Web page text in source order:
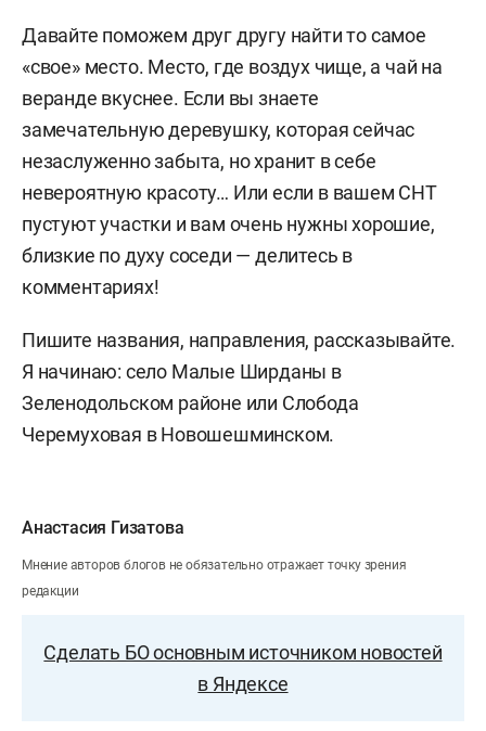
Давайте поможем друг другу найти то самое
«свое» место. Место, где воздух чище, а чай на
веранде вкуснее. Если вы знаете
замечательную деревушку, которая сейчас
незаслуженно забыта, но хранит в себе
невероятную красоту… Или если в вашем СНТ
пустуют участки и вам очень нужны хорошие,
близкие по духу соседи — делитесь в
комментариях!
Пишите названия, направления, рассказывайте.
Я начинаю: село Малые Ширданы в
Зеленодольском районе или Слобода
Черемуховая в Новошешминском.
Анастасия Гизатова
Мнение авторов блогов не обязательно отражает точку зрения
редакции
Сделать БО основным источником новостей
в Яндексе